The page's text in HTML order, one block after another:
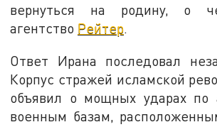
вернуться на родину, о
агентство Рейтер.
Ответ Ирана последовал
Корпус стражей исламской
объявил о мощных ударах по
военным базам,